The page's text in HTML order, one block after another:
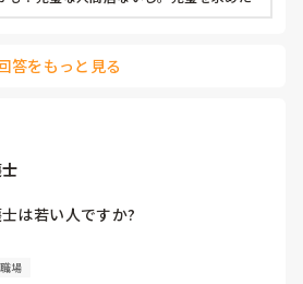
って動きが遅いです。
持ちも焦りや不安でいっぱいいっぱ
ょうか…
答をもっと見る
は若い人ですか?
職場